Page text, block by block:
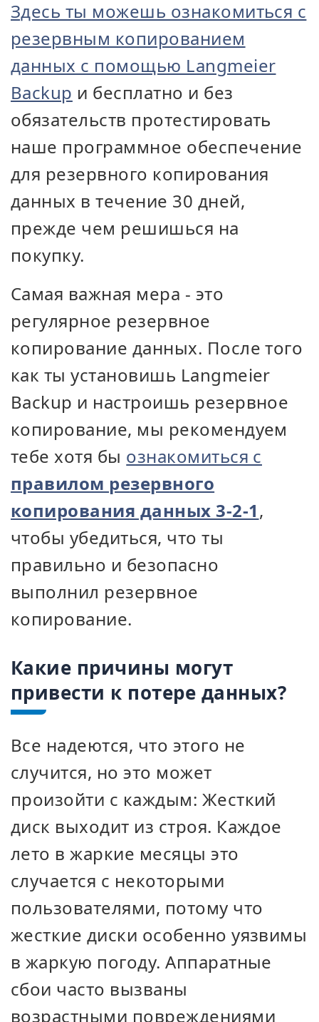
Здесь ты можешь ознакомиться с
резервным копированием
данных с помощью Langmeier
Backup и бесплатно и без
обязательств протестировать
наше программное обеспечение
для резервного копирования
данных в течение 30 дней,
прежде чем решишься на
покупку.
Самая важная мера - это
регулярное резервное
копирование данных. После того
как ты установишь Langmeier
Backup и настроишь резервное
копирование, мы рекомендуем
тебе хотя бы ознакомиться с
правилом резервного
копирования данных 3-2-1,
чтобы убедиться, что ты
правильно и безопасно
выполнил резервное
копирование.
Какие причины могут
привести к потере данных?
Все надеются, что этого не
случится, но это может
произойти с каждым: Жесткий
диск выходит из строя. Каждое
лето в жаркие месяцы это
случается с некоторыми
пользователями, потому что
жесткие диски особенно уязвимы
в жаркую погоду. Аппаратные
сбои часто вызваны
возрастными повреждениями